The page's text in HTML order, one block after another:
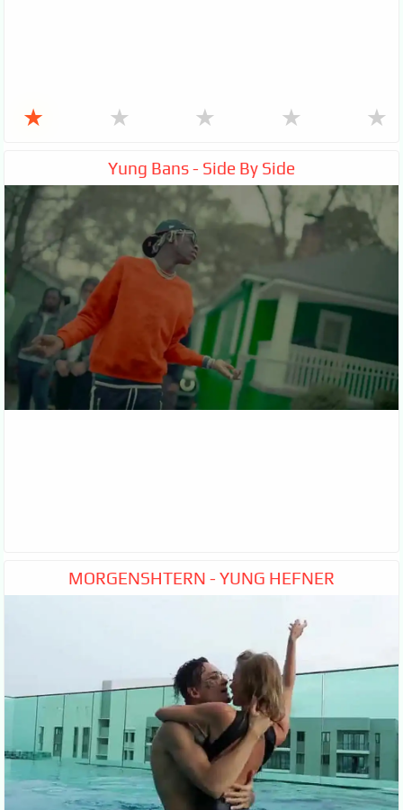
★ ★ ★ ★ ★
Yung Bans - Side By Side
MORGENSHTERN - YUNG HEFNER